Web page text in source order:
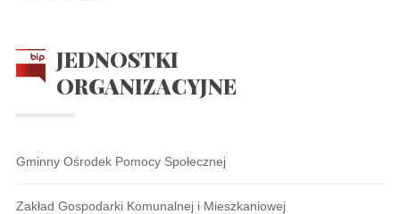
JEDNOSTKI
ORGANIZACYJNE
Gminny Ośrodek Pomocy Społecznej
Zakład Gospodarki Komunalnej i Mieszkaniowej